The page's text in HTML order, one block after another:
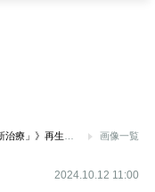
画像一覧
2024.10.12 11:00